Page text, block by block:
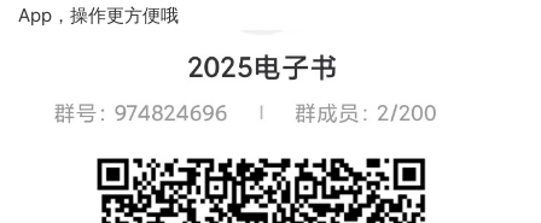
App，操作更方便哦